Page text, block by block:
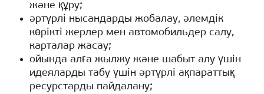
және құру;
әртүрлі нысандарды жобалау, әлемдік
көрікті жерлер мен автомобильдер салу,
карталар жасау;
ойында алға жылжу және шабыт алу үшін
идеяларды табу үшін әртүрлі ақпараттық
ресурстарды пайдалану;